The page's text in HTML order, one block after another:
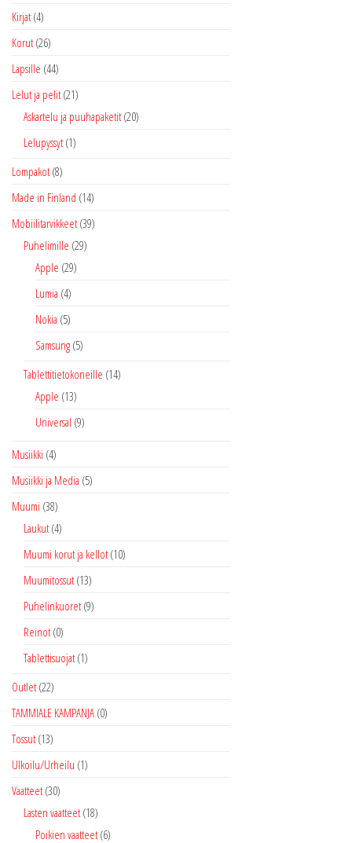
Kirjat (4)
Korut (26)
Lapsille (44)
Lelut ja pelit (21)
Askartelu ja puuhapaketit (20)
Lelupyssyt (1)
Lompakot (8)
Made in Finland (14)
Mobiilitarvikkeet (39)
Puhelimille (29)
Apple (29)
Lumia (4)
Nokia (5)
Samsung (5)
Tablettitietokoneille (14)
Apple (13)
Universal (9)
Musiikki (4)
Musiikki ja Media (5)
Muumi (38)
Laukut (4)
Muumi korut ja kellot (10)
Muumitossut (13)
Puhelinkuoret (9)
Reinot (0)
Tablettisuojat (1)
Outlet (22)
TAMMIALE KAMPANJA (0)
Tossut (13)
Ulkoilu/Urheilu (1)
Vaatteet (30)
Lasten vaatteet (18)
Poikien vaatteet (6)